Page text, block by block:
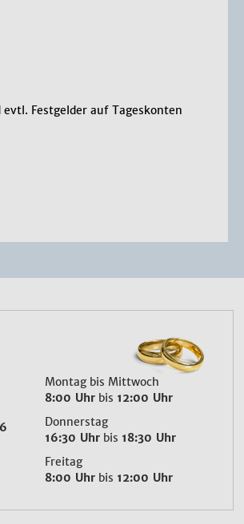
Festgelder auf Tageskonten
Montag bis Mittwoch
8:00 Uhr bis 12:00 Uhr
Donnerstag
16:30 Uhr bis 18:30 Uhr
Freitag
8:00 Uhr bis 12:00 Uhr